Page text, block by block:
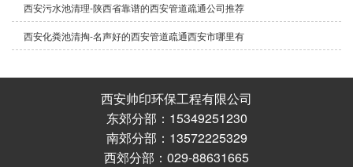
西安污水池清理-陕西省靠谱的西安管道疏通公司推荐
西安化粪池清掏-名声好的西安管道疏通西安市哪里有
西安帅印环保工程有限公司
东郊分部：15349251230
南郊分部：13572225329
西郊分部：029-88631665